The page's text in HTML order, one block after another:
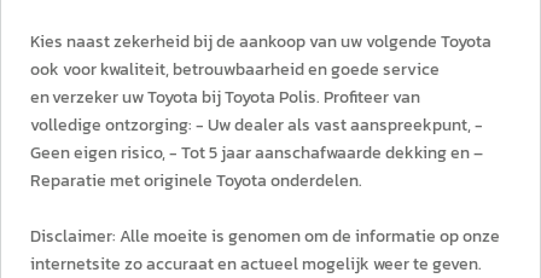
Kies naast zekerheid bij de aankoop van uw volgende Toyota
ook voor kwaliteit, betrouwbaarheid en goede service
en verzeker uw Toyota bij Toyota Polis. Profiteer van
volledige ontzorging: - Uw dealer als vast aanspreekpunt, -
Geen eigen risico, - Tot 5 jaar aanschafwaarde dekking en –
Reparatie met originele Toyota onderdelen.
Disclaimer: Alle moeite is genomen om de informatie op onze
internetsite zo accuraat en actueel mogelijk weer te geven.